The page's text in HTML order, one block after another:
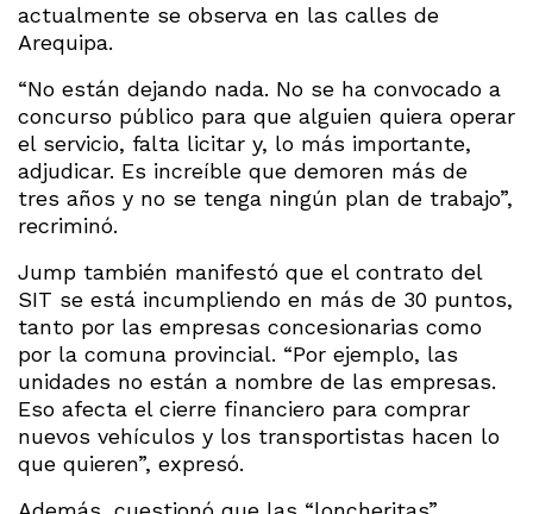
actualmente se observa en las calles de
Arequipa.
“No están dejando nada. No se ha convocado a
concurso público para que alguien quiera operar
el servicio, falta licitar y, lo más importante,
adjudicar. Es increíble que demoren más de
tres años y no se tenga ningún plan de trabajo”,
recriminó.
Jump también manifestó que el contrato del
SIT se está incumpliendo en más de 30 puntos,
tanto por las empresas concesionarias como
por la comuna provincial. “Por ejemplo, las
unidades no están a nombre de las empresas.
Eso afecta el cierre financiero para comprar
nuevos vehículos y los transportistas hacen lo
que quieren”, expresó.